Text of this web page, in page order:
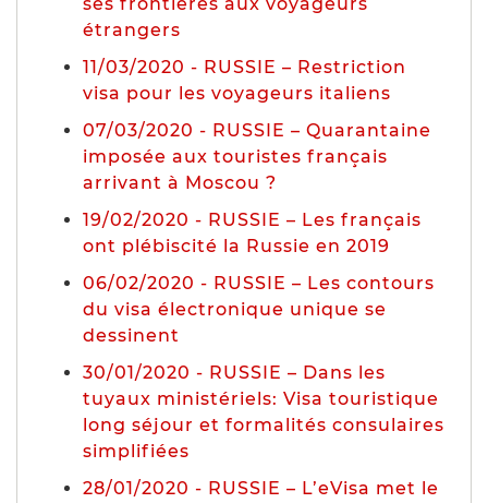
ses frontières aux voyageurs
étrangers
11/03/2020 - RUSSIE – Restriction
visa pour les voyageurs italiens
07/03/2020 - RUSSIE – Quarantaine
imposée aux touristes français
arrivant à Moscou ?
19/02/2020 - RUSSIE – Les français
ont plébiscité la Russie en 2019
06/02/2020 - RUSSIE – Les contours
du visa électronique unique se
dessinent
30/01/2020 - RUSSIE – Dans les
tuyaux ministériels: Visa touristique
long séjour et formalités consulaires
simplifiées
28/01/2020 - RUSSIE – L’eVisa met le